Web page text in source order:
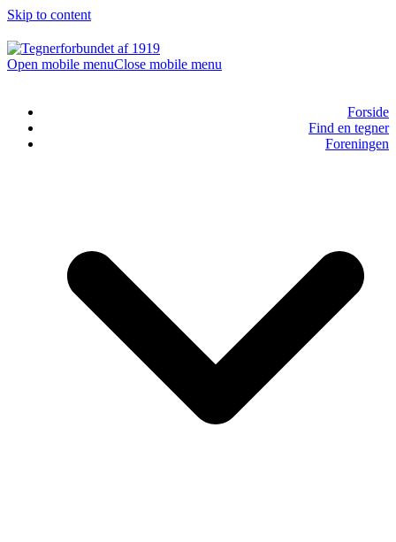
Skip to content
Open mobile menuClose mobile menu
Forside
Find en tegner
Foreningen